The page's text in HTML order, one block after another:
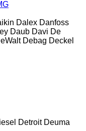
Dalex Danfoss
Daub Davi De
Debag Deckel
Detroit Deuma